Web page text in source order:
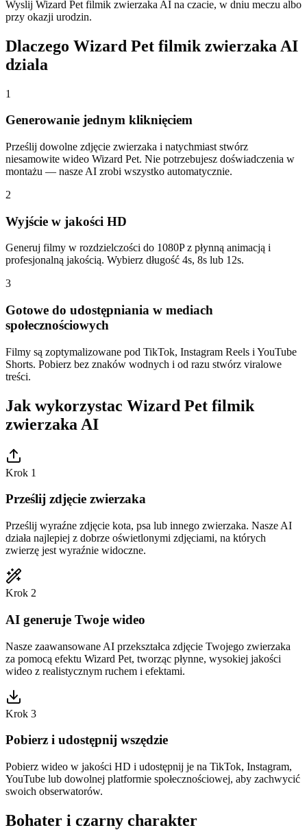
Wyslij Wizard Pet filmik zwierzaka AI na czacie, w dniu meczu albo
przy okazji urodzin.
Dlaczego Wizard Pet filmik zwierzaka AI
dziala
1
Generowanie jednym kliknięciem
Prześlij dowolne zdjęcie zwierzaka i natychmiast stwórz
niesamowite wideo Wizard Pet. Nie potrzebujesz doświadczenia w
montażu — nasze AI zrobi wszystko automatycznie.
2
Wyjście w jakości HD
Generuj filmy w rozdzielczości do 1080P z płynną animacją i
profesjonalną jakością. Wybierz długość 4s, 8s lub 12s.
3
Gotowe do udostępniania w mediach
społecznościowych
Filmy są zoptymalizowane pod TikTok, Instagram Reels i YouTube
Shorts. Pobierz bez znaków wodnych i od razu stwórz viralowe
treści.
Jak wykorzystac Wizard Pet filmik
zwierzaka AI
Krok 1
Prześlij zdjęcie zwierzaka
Prześlij wyraźne zdjęcie kota, psa lub innego zwierzaka. Nasze AI
działa najlepiej z dobrze oświetlonymi zdjęciami, na których
zwierzę jest wyraźnie widoczne.
Krok 2
AI generuje Twoje wideo
Nasze zaawansowane AI przekształca zdjęcie Twojego zwierzaka
za pomocą efektu Wizard Pet, tworząc płynne, wysokiej jakości
wideo z realistycznym ruchem i efektami.
Krok 3
Pobierz i udostępnij wszędzie
Pobierz wideo w jakości HD i udostępnij je na TikTok, Instagram,
YouTube lub dowolnej platformie społecznościowej, aby zachwycić
swoich obserwatorów.
Bohater i czarny charakter